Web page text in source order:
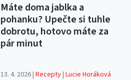
Máte doma jablka a
pohanku? Upečte si tuhle
dobrotu, hotovo máte za
pár minut
13. 4. 2026 |Recepty|Lucie Horáková